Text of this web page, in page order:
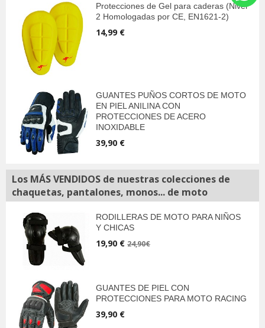
Protecciones de Gel para caderas (Nivel
2 Homologadas por CE, EN1621-2)
14,99 €
GUANTES PUÑOS CORTOS DE MOTO
EN PIEL ANILINA CON
PROTECCIONES DE ACERO
INOXIDABLE
39,90 €
Los MÁS VENDIDOS de nuestras colecciones de
chaquetas, pantalones, monos... de moto
RODILLERAS DE MOTO PARA NIÑOS
Y CHICAS
19,90 € 24,90€
GUANTES DE PIEL CON
PROTECCIONES PARA MOTO RACING
39,90 €